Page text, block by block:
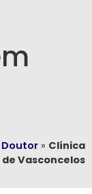
Doutor » Clínica
Vasconcelos